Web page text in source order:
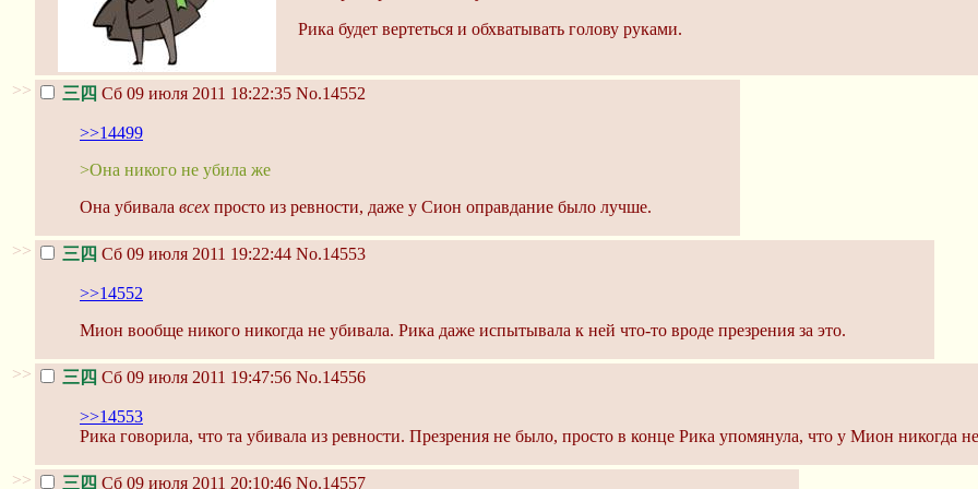
Рика будет вертеться и обхватывать голову руками.
>> 三四 Сб 09 июля 2011 18:22:35 No.14552
>>14499
>Она никого не убила же
Она убивала всех просто из ревности, даже у Сион оправдание было лучше.
>> 三四 Сб 09 июля 2011 19:22:44 No.14553
>>14552
Мион вообще никого никогда не убивала. Рика даже испытывала к ней что-то вроде презрения за это.
>> 三四 Сб 09 июля 2011 19:47:56 No.14556
>>14553
Рика говорила, что та убивала из ревности. Презрения не было, просто в конце Рика упомянула, что у Мион никогда
>> 三四 Сб 09 июля 2011 20:10:46 No.14557